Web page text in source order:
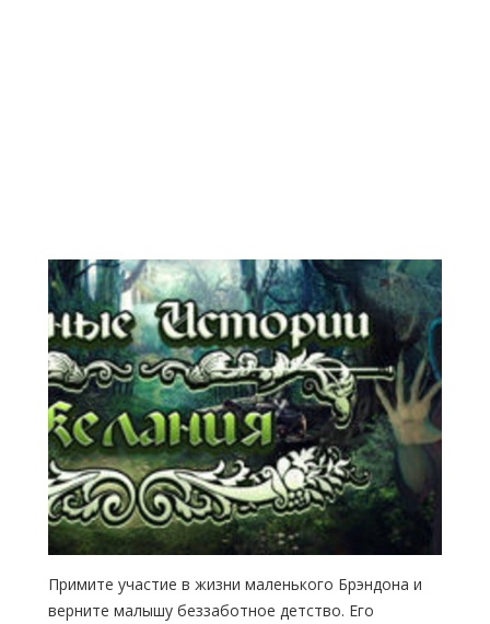
Примите участие в жизни маленького Брэндона и
верните малышу беззаботное детство. Его